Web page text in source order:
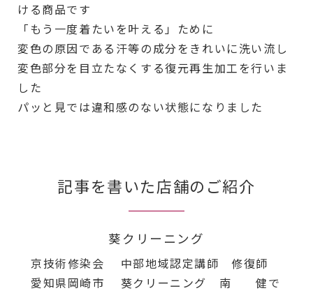
ける商品です
「もう一度着たいを叶える」ために
変色の原因である汗等の成分をきれいに洗い流し
変色部分を目立たなくする復元再生加工を行いま
した
パッと見では違和感のない状態になりました
記事を書いた店舗のご紹介
葵クリーニング
京技術修染会 中部地域認定講師 修復師
愛知県岡崎市 葵クリーニング 南 健で